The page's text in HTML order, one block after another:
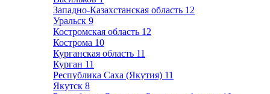
Западно-Казахстанская область 12
Уральск 9
Костромская область 12
Кострома 10
Курганская область 11
Курган 11
Республика Саха (Якутия) 11
Якутск 8